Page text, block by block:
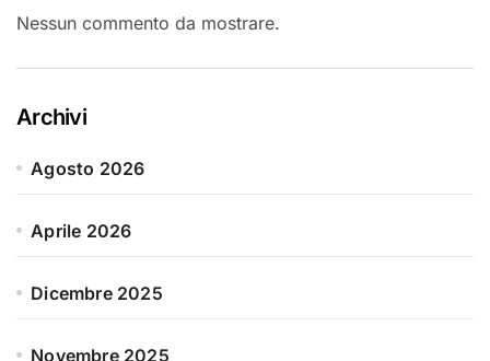
Nessun commento da mostrare.
Archivi
Agosto 2026
Aprile 2026
Dicembre 2025
Novembre 2025